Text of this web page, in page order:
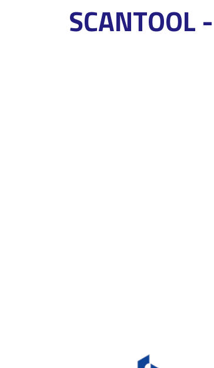
SCANTOOL